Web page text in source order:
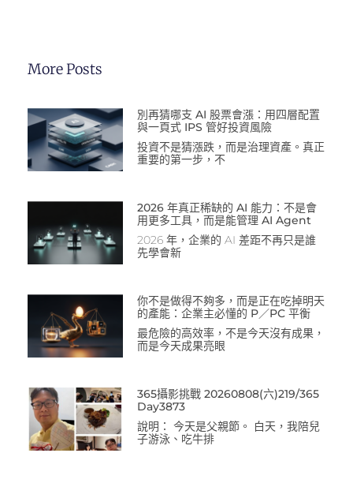
More Posts
別再猜哪支 AI 股票會漲：用四層配置
與一頁式 IPS 管好投資風險
投資不是猜漲跌，而是治理資產。真正
重要的第一步，不
2026 年真正稀缺的 AI 能力：不是會
用更多工具，而是能管理 AI Agent
2026 年，企業的 AI 差距不再只是誰
先學會新
你不是做得不夠多，而是正在吃掉明天
的產能：企業主必懂的 P／PC 平衡
最危險的高效率，不是今天沒有成果，
而是今天成果亮眼
365攝影挑戰 20260808(六)219/365
Day3873
說明： 今天是父親節。 白天，我陪兒
子游泳、吃牛排